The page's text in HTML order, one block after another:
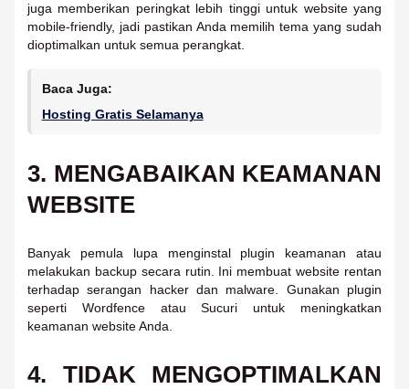
juga memberikan peringkat lebih tinggi untuk website yang
mobile-friendly, jadi pastikan Anda memilih tema yang sudah
dioptimalkan untuk semua perangkat.
Baca Juga:
Hosting Gratis Selamanya
3. MENGABAIKAN KEAMANAN
WEBSITE
Banyak pemula lupa menginstal plugin keamanan atau
melakukan backup secara rutin. Ini membuat website rentan
terhadap serangan hacker dan malware. Gunakan plugin
seperti Wordfence atau Sucuri untuk meningkatkan
keamanan website Anda.
4. TIDAK MENGOPTIMALKAN